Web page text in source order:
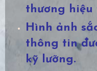
thương hiệu
Hình ảnh
thông tin
kỹ lưỡng.